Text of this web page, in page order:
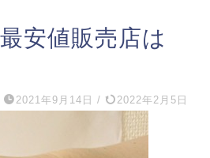
安値販売店は
2021年9月14日 / 2022年2月5日